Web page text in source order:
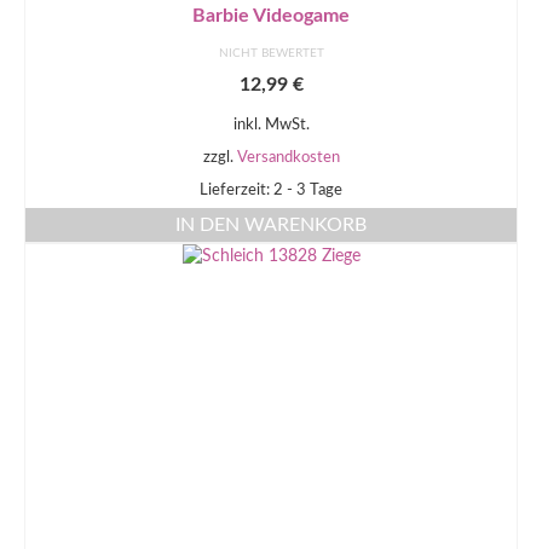
Barbie Videogame
NICHT BEWERTET
12,99 €
inkl. MwSt.
zzgl. Versandkosten
Lieferzeit: 2 - 3 Tage
IN DEN WARENKORB